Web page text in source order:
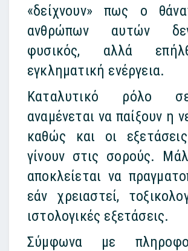
«δείχνουν» πως ο
ανθρώπων αυτών
φυσικός, αλλά
εγκληματική ενέργεια.
Καταλυτικό ρόλο
αναμένεται να παίξουν η
καθώς και οι
γίνουν στις σορούς.
αποκλείεται να
εάν χρειαστεί,
ιστολογικές εξετάσεις.
Σύμφωνα με